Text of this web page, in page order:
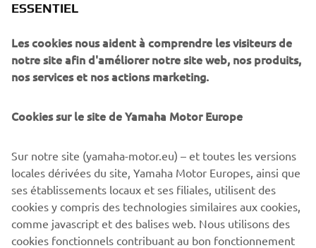
HARMO 2.0
reliability while pushing the boundaries of electric
propulsion. Brand new sleek design offers an ultra-
modern aesthetic and installation. Built to provide
quiet, eco-friendly performance and intuitive
handling.
ESSENTIEL
Les cookies nous aident à comprendre les visiteurs de
notre site afin d'améliorer notre site web, nos produits,
nos services et nos actions marketing.
Cookies sur le site de Yamaha Motor Europe
Sur notre site (yamaha-motor.eu) – et toutes les versions
locales dérivées du site, Yamaha Motor Europes, ainsi que
ses établissements locaux et ses filiales, utilisent des
cookies y compris des technologies similaires aux cookies,
comme javascript et des balises web. Nous utilisons des
cookies fonctionnels contribuant au bon fonctionnement